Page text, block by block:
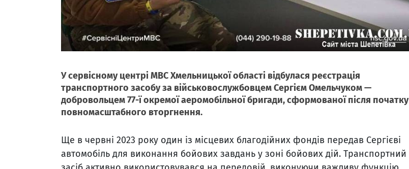
У сервісному центрі МВС Хмельницької області відбулася реєстрація
транспортного засобу за військовослужбовцем Сергієм Омельчуком —
добровольцем 77-ї окремої аеромобільної бригади, сформованої після початку
повномасштабного вторгнення.
Ще в червні 2023 року один із місцевих благодійних фондів передав Сергієві
автомобіль для виконання бойових завдань у зоні бойових дій. Транспортний